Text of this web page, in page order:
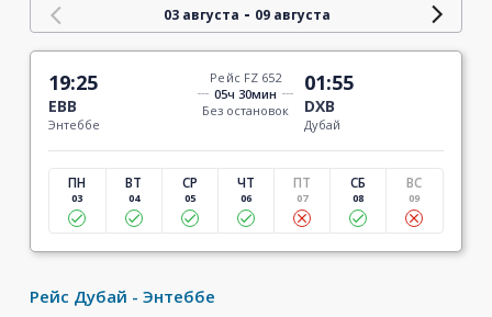
03 августа - 09 августа
19:25
EBB
Энтеббе
Рейс FZ 652
05ч 30мин
Без остановок
01:55
DXB
Дубай
ПН
03
ВТ
04
СР
05
ЧТ
06
ПТ
07
СБ
08
ВС
09
Рейс Дубай - Энтеббе